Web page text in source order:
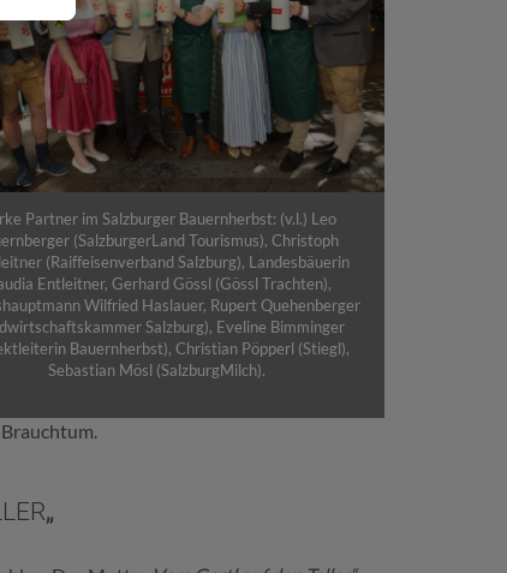
Partner im Salzburger Bauernherbst: (v.l.) Leo
(SalzburgerLand Tourismus), Christoph
(Raiffeisenverband Salzburg), Landesbäuerin
Entleitner, Gerhard Gössl (Gössl Trachten),
Wilfried Haslauer, Rupert Quehenberger
Salzburg), Eveline Bimminger
Bauernherbst), Christian Pöpperl (Stiegl),
Sebastian Mösl (SalzburgMilch).
„